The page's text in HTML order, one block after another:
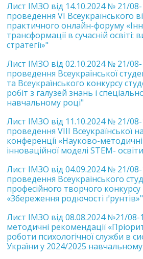
Лист ІМЗО від 14.10.2024 № 21/
проведення VІ Всеукраїнського
практичного онлайн-форуму
трансформації в сучасній освіті:
стратегії»"
Лист ІМЗО від 02.10.2024 № 21/
проведення Всеукраїнської
та Всеукраїнського конкурсу
робіт з галузей знань і
навчальному році"
Лист ІМЗО від 11.10.2024 № 21/
проведення VІІІ Всеукраїнської
конференції «Науково-
інноваційної моделі STEM-
Лист ІМЗО від 04.09.2024 № 21/
проведення Всеукраїнського
професійного творчого конкурсу
«Збереження родючості ґрунтів»"
Лист ІМЗО від 08.08.2024 №21/
методичні рекомендації
роботи психологічної служби в
України у 2024/2025